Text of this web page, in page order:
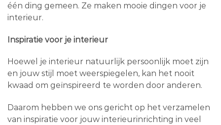
één ding gemeen. Ze maken mooie dingen voor je
interieur.
Inspiratie voor je interieur
Hoewel je interieur natuurlijk persoonlijk moet zijn
en jouw stijl moet weerspiegelen, kan het nooit
kwaad om geïnspireerd te worden door anderen.
Daarom hebben we ons gericht op het verzamelen
van inspiratie voor jouw interieurinrichting in veel